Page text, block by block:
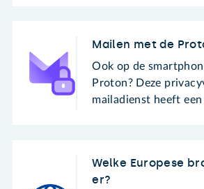
Mailen met de
Ook op de
Proton? Deze
mailadienst heeft een
Welke Europese
er?